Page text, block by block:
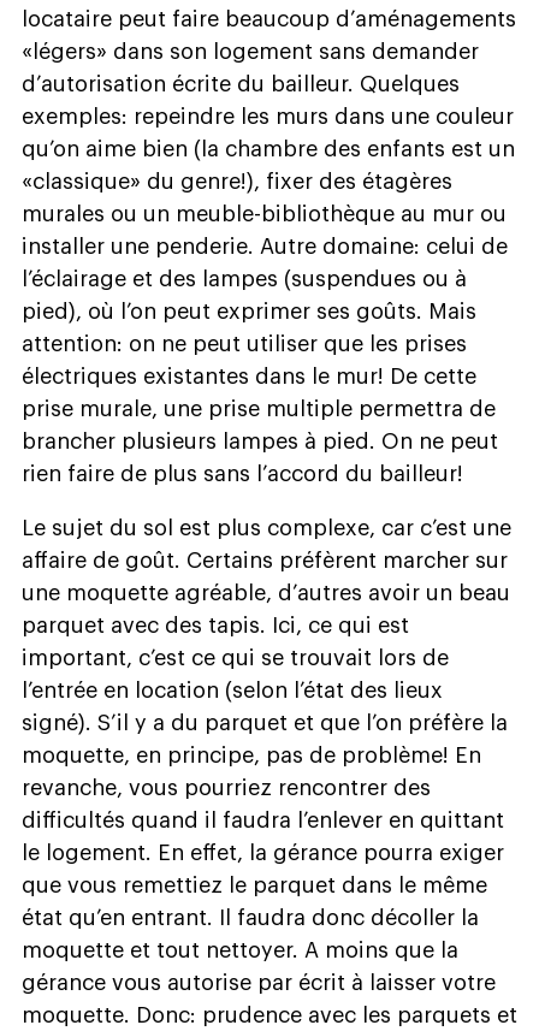
locataire peut faire beaucoup d’aménagements
«légers» dans son logement sans demander
d’autorisation écrite du bailleur. Quelques
exemples: repeindre les murs dans une couleur
qu’on aime bien (la chambre des enfants est un
«classique» du genre!), fixer des étagères
murales ou un meuble-bibliothèque au mur ou
installer une penderie. Autre domaine: celui de
l’éclairage et des lampes (suspendues ou à
pied), où l’on peut exprimer ses goûts. Mais
attention: on ne peut utiliser que les prises
électriques existantes dans le mur! De cette
prise murale, une prise multiple permettra de
brancher plusieurs lampes à pied. On ne peut
rien faire de plus sans l’accord du bailleur!
Le sujet du sol est plus complexe, car c’est une
affaire de goût. Certains préfèrent marcher sur
une moquette agréable, d’autres avoir un beau
parquet avec des tapis. Ici, ce qui est
important, c’est ce qui se trouvait lors de
l’entrée en location (selon l’état des lieux
signé). S’il y a du parquet et que l’on préfère la
moquette, en principe, pas de problème! En
revanche, vous pourriez rencontrer des
difficultés quand il faudra l’enlever en quittant
le logement. En effet, la gérance pourra exiger
que vous remettiez le parquet dans le même
état qu’en entrant. Il faudra donc décoller la
moquette et tout nettoyer. A moins que la
gérance vous autorise par écrit à laisser votre
moquette. Donc: prudence avec les parquets et